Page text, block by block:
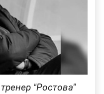
"Ростова"